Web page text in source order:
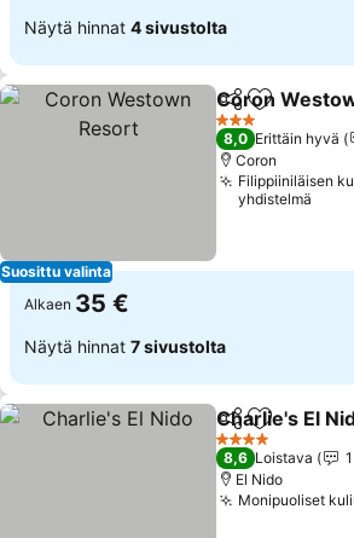
Näytä hinnat 4 sivustolta
Suosittu valinta
Jaa Lisää
Coron
3 Tähtiluokitus
8,0 Erittäin hyvä
Coron
Filippiiniläisen
yhdistelmä
Alkaen 35 €
Näytä hinnat 7 sivustolta
Jaa Lisää
Charlie's El
4 Tähtiluokitus
8,6 Loistava
El Nido
Monipuoliset